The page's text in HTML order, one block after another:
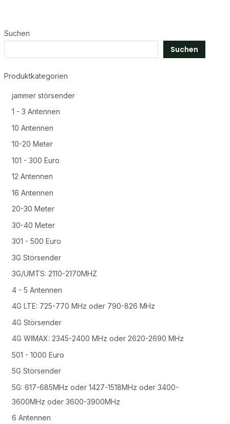
Suchen
Suchen
Produktkategorien
jammer störsender
1 - 3 Antennen
10 Antennen
10-20 Meter
101 - 300 Euro
12 Antennen
16 Antennen
20-30 Meter
30-40 Meter
301 - 500 Euro
3G Störsender
3G/UMTS: 2110-2170MHZ
4 - 5 Antennen
4G LTE: 725-770 MHz oder 790-826 MHz
4G Störsender
4G WIMAX: 2345-2400 MHz oder 2620-2690 MHz
501 - 1000 Euro
5G Störsender
5G: 617-685MHz oder 1427-1518MHz oder 3400-
3600MHz oder 3600-3900MHz
6 Antennen